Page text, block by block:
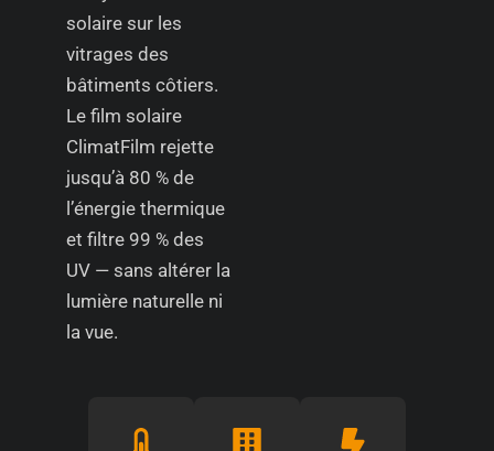
solaire sur les
vitrages des
bâtiments côtiers.
Le film solaire
ClimatFilm rejette
jusqu’à 80 % de
l’énergie thermique
et filtre 99 % des
UV — sans altérer la
lumière naturelle ni
la vue.